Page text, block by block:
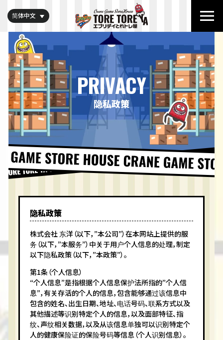
简体中文
PRIVACY
隐私政策
隐私政策
株式会社 东洋（以下，”本公司”）在本网站上提供的服
务（以下，”本服务”）中关于用户个人信息的处理，制定
以下隐私政策（以下，”本政策”）。
第1条（个人信息）
“个人信息”是指根据个人信息保护法所指的”个人信
息”，有关存活的个人的信息，包含能够通过该信息中
包含的姓名、出生日期、地址、电话号码、联系方式以及
其他描述等识别特定个人的信息，以及面部特征、指
纹、声纹相关数据，以及从该信息单独可以识别特定个
人的健康保险证的保险号码等信息（个人识别信息）。